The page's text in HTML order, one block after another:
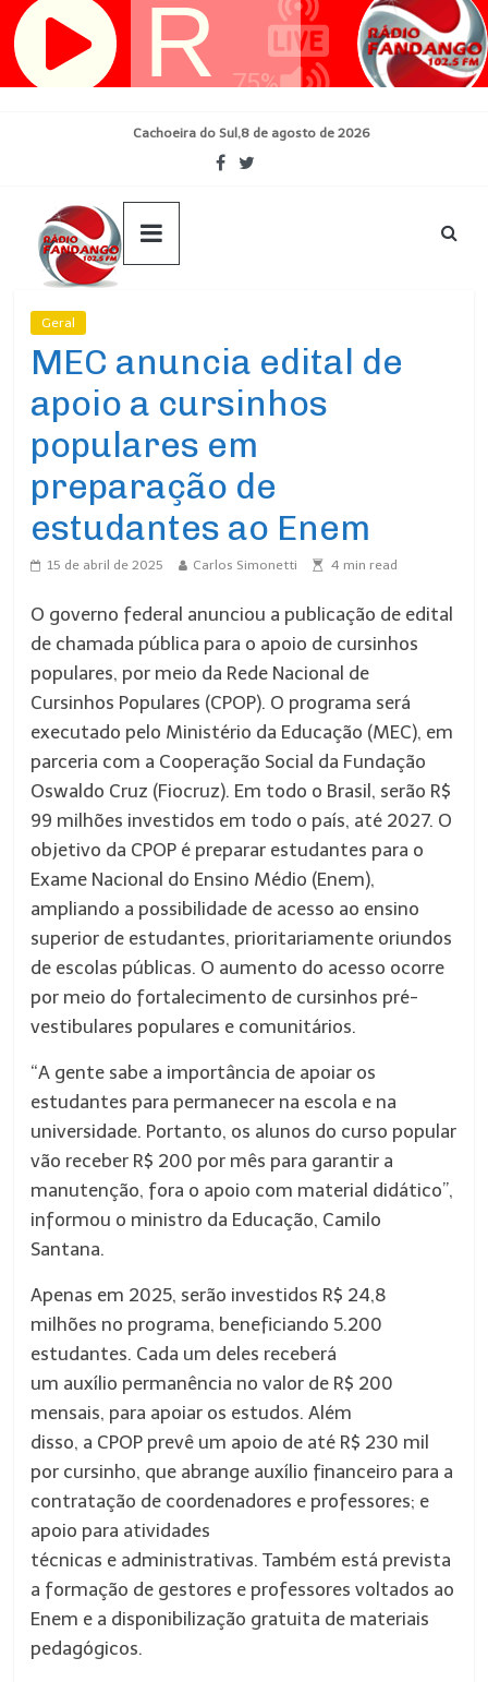
Pular
para
Cachoeira do Sul,8 de agosto de 2026
Geral
MEC anuncia edital de
apoio a cursinhos
populares em
preparação de
estudantes ao Enem
15 de abril de 2025 Carlos Simonetti 4 min read
O governo federal anunciou a publicação de edital
de chamada pública para o apoio de cursinhos
populares, por meio da Rede Nacional de
Cursinhos Populares (CPOP). O programa será
executado pelo Ministério da Educação (MEC), em
parceria com a Cooperação Social da Fundação
Oswaldo Cruz (Fiocruz). Em todo o Brasil, serão R$
99 milhões investidos em todo o país, até 2027. O
objetivo da CPOP é preparar estudantes para o
Exame Nacional do Ensino Médio (Enem),
ampliando a possibilidade de acesso ao ensino
superior de estudantes, prioritariamente oriundos
de escolas públicas. O aumento do acesso ocorre
por meio do fortalecimento de cursinhos pré-
vestibulares populares e comunitários.
“A gente sabe a importância de apoiar os
estudantes para permanecer na escola e na
universidade. Portanto, os alunos do curso popular
vão receber R$ 200 por mês para garantir a
manutenção, fora o apoio com material didático”,
informou o ministro da Educação, Camilo
Santana.
Apenas em 2025, serão investidos R$ 24,8
milhões no programa, beneficiando 5.200
estudantes. Cada um deles receberá
um auxílio permanência no valor de R$ 200
mensais, para apoiar os estudos. Além
disso, a CPOP prevê um apoio de até R$ 230 mil
por cursinho, que abrange auxílio financeiro para a
contratação de coordenadores e professores; e
apoio para atividades
técnicas e administrativas. Também está prevista
a formação de gestores e professores voltados ao
Enem e a disponibilização gratuita de materiais
pedagógicos.